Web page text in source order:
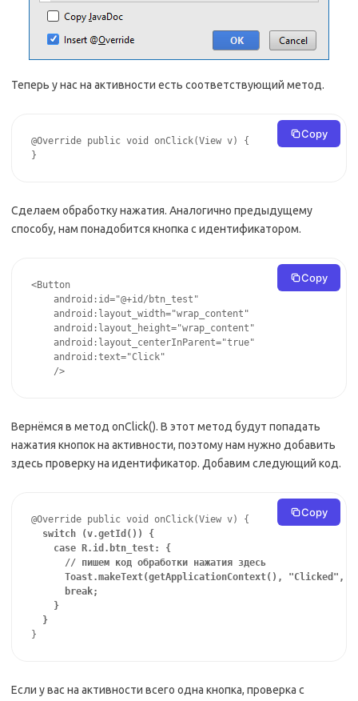
Теперь у нас на активности есть соответствующий метод.
@Override public void onClick(View v) {
}
Copy
Сделаем обработку нажатия. Аналогично предыдущему
способу, нам понадобится кнопка с идентификатором.
<Button
    android:id="@+id/btn_test"
    android:layout_width="wrap_content"
    android:layout_height="wrap_content"
    android:layout_centerInParent="true"
    android:text="Click"
    />
Copy
Вернёмся в метод onClick(). В этот метод будут попадать
нажатия кнопок на активности, поэтому нам нужно добавить
здесь проверку на идентификатор. Добавим следующий код.
@Override public void onClick(View v) {
switch (v.getId()) {
    case R.id.btn_test: {
      // пишем код обработки нажатия здесь
Toast.makeText(getApplicationContext(), "Clicked",
      break;
    }
  }
}
Copy
Если у вас на активности всего одна кнопка, проверка с